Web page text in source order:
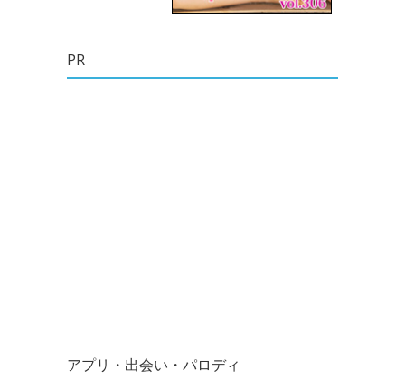
PR
アプリ・出会い・パロディ